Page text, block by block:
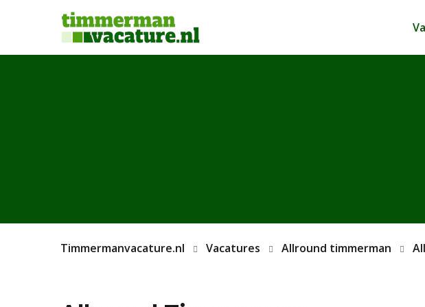
Timmermanvacature.nl Vacatures Allround timmerman